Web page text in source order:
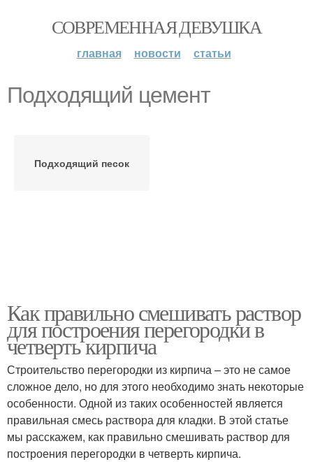
СОВРЕМЕННАЯ ДЕВУШКА
главная новости статьи
Подходящий цемент
Подходящий песок
Как правильно смешивать раствор
для построения перегородки в
четверть кирпича
Строительство перегородки из кирпича – это не самое
сложное дело, но для этого необходимо знать некоторые
особенности. Одной из таких особенностей является
правильная смесь раствора для кладки. В этой статье
мы расскажем, как правильно смешивать раствор для
построения перегородки в четверть кирпича.